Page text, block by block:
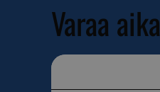
Varaa aika